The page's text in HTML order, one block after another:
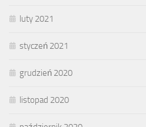
luty 2021
styczeń 2021
grudzień 2020
listopad 2020